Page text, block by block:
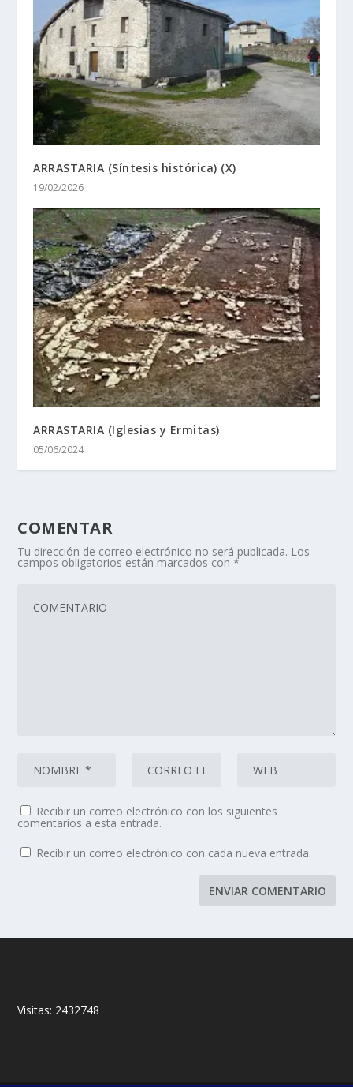
ARRASTARIA (Síntesis histórica) (X)
19/02/2026
ARRASTARIA (Iglesias y Ermitas)
05/06/2024
COMENTAR
Tu dirección de correo electrónico no será publicada. Los
campos obligatorios están marcados con*
Recibir un correo electrónico con los siguientes
comentarios a esta entrada.
Recibir un correo electrónico con cada nueva entrada.
Visitas: 2432748